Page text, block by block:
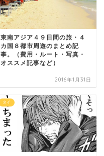
東南アジア４９日間の旅・４
カ国８都市周遊のまとめ記
事。（費用・ルート・写真・
オススメ記事など）
2016年1月31日
タイ